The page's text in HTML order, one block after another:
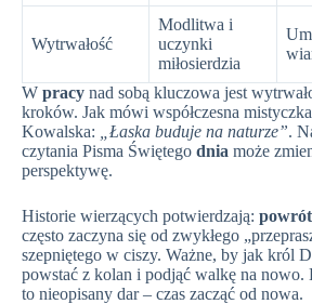
Wytrwałość
Modlitwa i
uczynki
miłosierdzia
W pracy nad sobą kluczowa jest
kroków. Jak mówi współczesna
Kowalska:
„Łaska buduje na naturze”.
czytania Pisma Świętego dnia może
perspektywę.
Historie wierzących potwierdzają: powrót
często zaczyna się od zwykłego
szepniętego w ciszy. Ważne, by jak król
powstać z kolan i podjąć walkę na nowo.
to nieopisany dar – czas zacząć od nowa.